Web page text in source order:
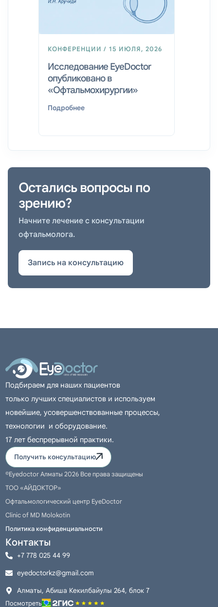
КОНФЕРЕНЦИИ / 15 ИЮЛЯ, 2026
Исследование EyeDoctor
опубликовано в
«Офтальмохирургии»
Подробнее
Остались вопросы по
зрению?
Начните лечение с консультации
офтальмолога.
Запись на консультацию
Подбираем для наших пациентов
только лучших специалистов и используем
новейшие, усовершенствованные процессы,
технологии и оборудование.
17 лет беспрерывной практики.
Получить консультацию
©Eyedoctor Алматы 2026 Все права защищены
ТОО «АЙДОКТОР»
Офтальмологический центр EyeDoctor
Clinic of MD Molokotin
Политика конфиденциальности
Контакты
+7 778 025 44 99
eyedoctorkz@gmail.com
Алматы, Абиша Кекилбайулы 264, блок 7
Посмотреть